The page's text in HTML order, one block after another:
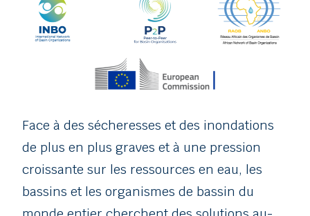
Face à des sécheresses et des inondations
de plus en plus graves et à une pression
croissante sur les ressources en eau, les
bassins et les organismes de bassin du